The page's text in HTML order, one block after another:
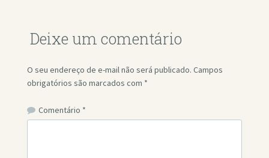
Deixe um comentário
O seu endereço de e-mail não será publicado. Campos
obrigatórios são marcados com *
Comentário *